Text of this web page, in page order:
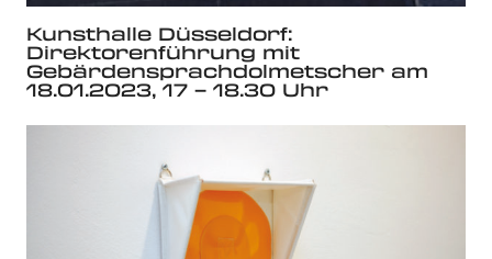
Kunsthalle Düsseldorf:
Direktorenführung mit
Gebärdensprachdolmetscher am
18.01.2023, 17 – 18.30 Uhr